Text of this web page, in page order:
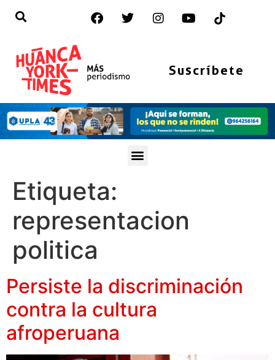
Suscríbete
Etiqueta:
representacion
politica
Persiste la discriminación
contra la cultura
afroperuana